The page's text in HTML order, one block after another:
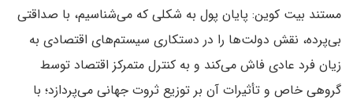
مستند بیت کوین: پایان پول به شکلی که می‌شناسیم، با صداقتی
بی‌پرده، نقش دولت‌ها را در دستکاری سیستم‌های اقتصادی به
زیان فرد عادی فاش می‌کند و به کنترل متمرکز اقتصاد توسط
گروهی خاص و تأثیرات آن بر توزیع ثروت جهانی می‌پردازد؛ با